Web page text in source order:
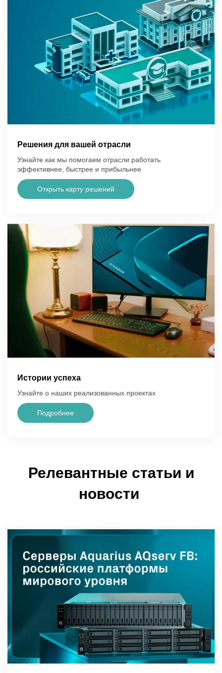
Решения для вашей отрасли
Узнайте как мы помогаем отрасли работать
эффективнее, быстрее и прибыльнее
Открыть карту решений
Истории успеха
Узнайте о наших реализованных проектах
Подробнее
Релевантные статьи и
новости